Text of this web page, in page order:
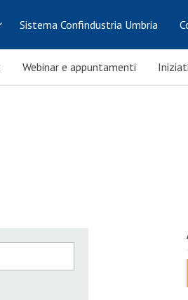
Sistema Confindustria Umbria
Webinar e appuntamenti